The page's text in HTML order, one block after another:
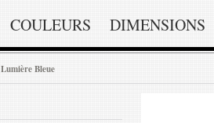
COULEURS DIMENSIONS
Lumière Bleue